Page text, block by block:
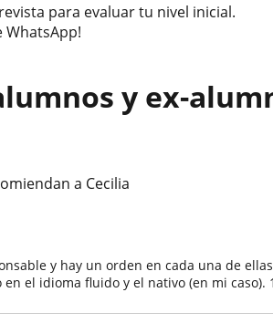
para evaluar tu nivel inicial.
WhatsApp!
y ex-
a Cecilia
y hay un orden en cada una de
el idioma fluido y el nativo (en mi caso).